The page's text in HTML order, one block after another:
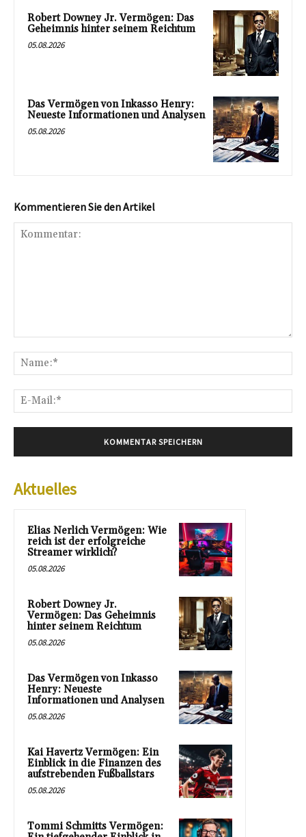
Robert Downey Jr. Vermögen: Das
Geheimnis hinter seinem Reichtum
05.08.2026
Das Vermögen von Inkasso Henry:
Neueste Informationen und Analysen
05.08.2026
Kommentieren Sie den Artikel
Aktuelles
Elias Nerlich Vermögen: Wie
reich ist der erfolgreiche
Streamer wirklich?
05.08.2026
Robert Downey Jr.
Vermögen: Das Geheimnis
hinter seinem Reichtum
05.08.2026
Das Vermögen von Inkasso
Henry: Neueste
Informationen und Analysen
05.08.2026
Kai Havertz Vermögen: Ein
Einblick in die Finanzen des
aufstrebenden Fußballstars
05.08.2026
Tommi Schmitts Vermögen: